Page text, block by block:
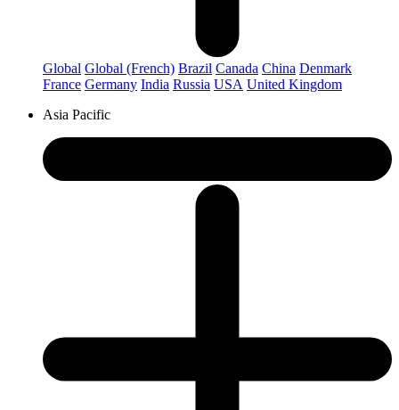
Global Global (French) Brazil Canada China Denmark
France Germany India Russia USA United Kingdom
Asia Pacific